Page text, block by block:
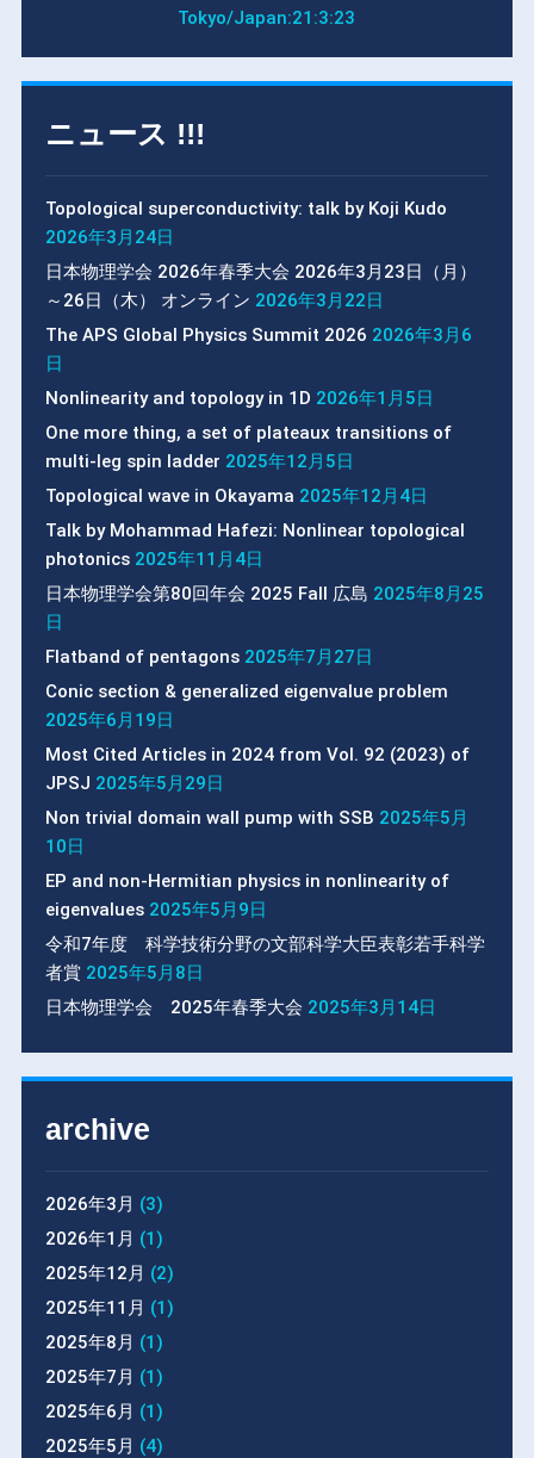
Tokyo/Japan:21:3:23
ニュース !!!
Topological superconductivity: talk by Koji Kudo
2026年3月24日
日本物理学会 2026年春季大会 2026年3月23日（月）
～26日（木） オンライン 2026年3月22日
The APS Global Physics Summit 2026 2026年3月6
日
Nonlinearity and topology in 1D 2026年1月5日
One more thing, a set of plateaux transitions of
multi-leg spin ladder 2025年12月5日
Topological wave in Okayama 2025年12月4日
Talk by Mohammad Hafezi: Nonlinear topological
photonics 2025年11月4日
日本物理学会第80回年会 2025 Fall 広島 2025年8月25
日
Flatband of pentagons 2025年7月27日
Conic section & generalized eigenvalue problem
2025年6月19日
Most Cited Articles in 2024 from Vol. 92 (2023) of
JPSJ 2025年5月29日
Non trivial domain wall pump with SSB 2025年5月
10日
EP and non-Hermitian physics in nonlinearity of
eigenvalues 2025年5月9日
令和7年度 科学技術分野の文部科学大臣表彰若手科学
者賞 2025年5月8日
日本物理学会 2025年春季大会 2025年3月14日
archive
2026年3月 (3)
2026年1月 (1)
2025年12月 (2)
2025年11月 (1)
2025年8月 (1)
2025年7月 (1)
2025年6月 (1)
2025年5月 (4)